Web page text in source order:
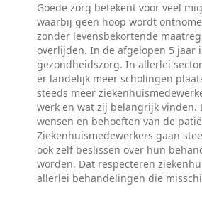
Goede zorg betekent voor veel
waarbij geen hoop wordt
zonder levensbekortende
overlijden. In de afgelopen 5 jaar
gezondheidszorg. In allerlei
er landelijk meer scholingen
steeds meer
werk en wat zij belangrijk vinden.
wensen en behoeften van de
Ziekenhuismedewerkers gaan
ook zelf beslissen over hun
worden. Dat respecteren
allerlei behandelingen die